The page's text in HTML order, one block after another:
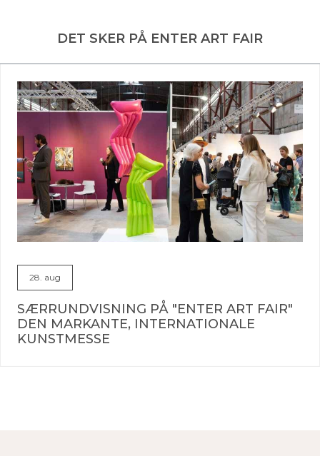
DET SKER PÅ ENTER ART FAIR
28. aug
SÆRRUNDVISNING PÅ "ENTER ART FAIR"
DEN MARKANTE, INTERNATIONALE
KUNSTMESSE